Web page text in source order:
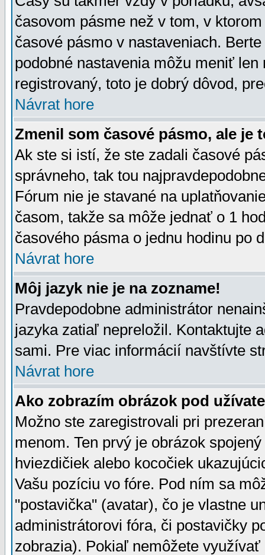
časovom pásme než v tom, v
časové pásmo v nastaveniach.
podobné nastavenia môžu meniť
registrovaný, toto je dobrý dôvod,
Návrat hore
Zmenil som časové pásmo, ale je
Ak ste si istí, že ste zadali časové
správneho, tak tou
Fórum nie je stavané na
časom, takže sa môže jednať o 1
časového pásma o jednu hodinu po
Návrat hore
Môj jazyk nie je na zozname!
Pravdepodobne administrátor
jazyka zatiaľ nepreložil. Kontaktujte
sami. Pre viac informácií navštívte
Návrat hore
Ako zobrazím obrázok pod
Možno ste zaregistrovali pri
menom. Ten prvý je obrázok
hviezdičiek alebo kocočiek
Vašu pozíciu vo fóre. Pod ním sa
"postavička" (avatar), čo je vlastne
administrátorovi fóra, či postavičky
zobrazia). Pokiaľ nemôžete